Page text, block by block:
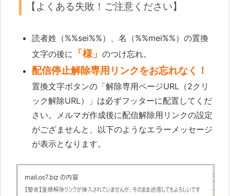
【よくある失敗！ご注意ください】
読者姓（%%sei%%）、名（%%mei%%）の置換
文字の後に 「様」 のつけ忘れ。
配信停止解除専用リンクをお忘れなく！
置換文字ボタンの「解除専用ページURL（2クリ
ック解除URL）」は必ずフッターに配置してくだ
さい。メルマガ作成後に配信解除用リンクの設定
がござませんと、以下のようなエラーメッセージ
が表示となります。